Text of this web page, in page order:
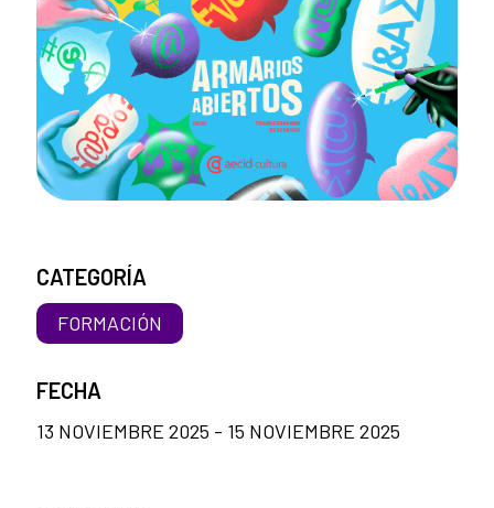
CATEGORÍA
FORMACIÓN
FECHA
13 NOVIEMBRE 2025 - 15 NOVIEMBRE 2025